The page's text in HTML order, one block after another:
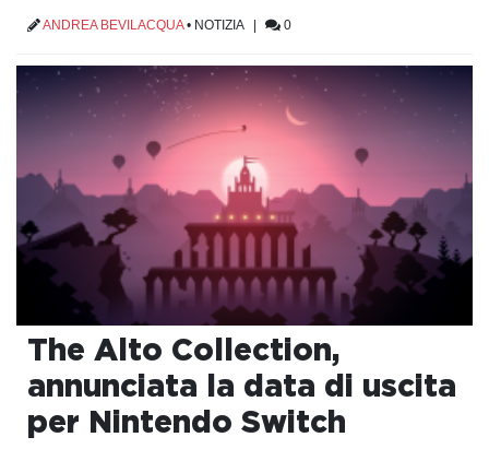
ANDREA BEVILACQUA• NOTIZIA| 0
The Alto Collection,
annunciata la data di uscita
per Nintendo Switch